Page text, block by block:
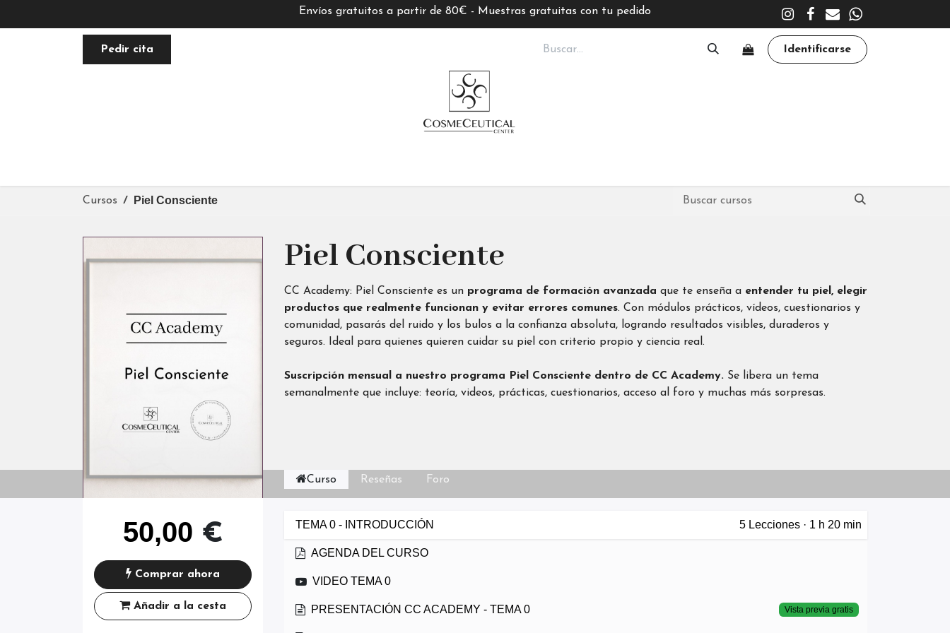
Envíos gratuitos a partir de 80€ - Muestras gratuitas con tu pedido
Pedir cita Identificarse
Cursos Piel Consciente
Piel Consciente
CC Academy: Piel Consciente es un programa de formación avanzada que te enseña a entender tu piel, elegir
productos que realmente funcionan y evitar errores comunes. Con módulos prácticos, vídeos, cuestionarios y
comunidad, pasarás del ruido y los bulos a la confianza absoluta, logrando resultados visibles, duraderos y
seguros. Ideal para quienes quieren cuidar su piel con criterio propio y ciencia real.
Suscripción mensual a nuestro programa Piel Consciente dentro de CC Academy. Se libera un tema
semanalmente que incluye: teoría, videos, prácticas, cuestionarios, acceso al foro y muchas más sorpresas.
50,00 €
Comprar ahora
Añadir a la cesta
Curso Reseñas Foro
TEMA 0 - INTRODUCCIÓN 5 Lecciones · 1 h 20 min
AGENDA DEL CURSO
VIDEO TEMA 0
PRESENTACIÓN CC ACADEMY - TEMA 0 Vista previa gratis